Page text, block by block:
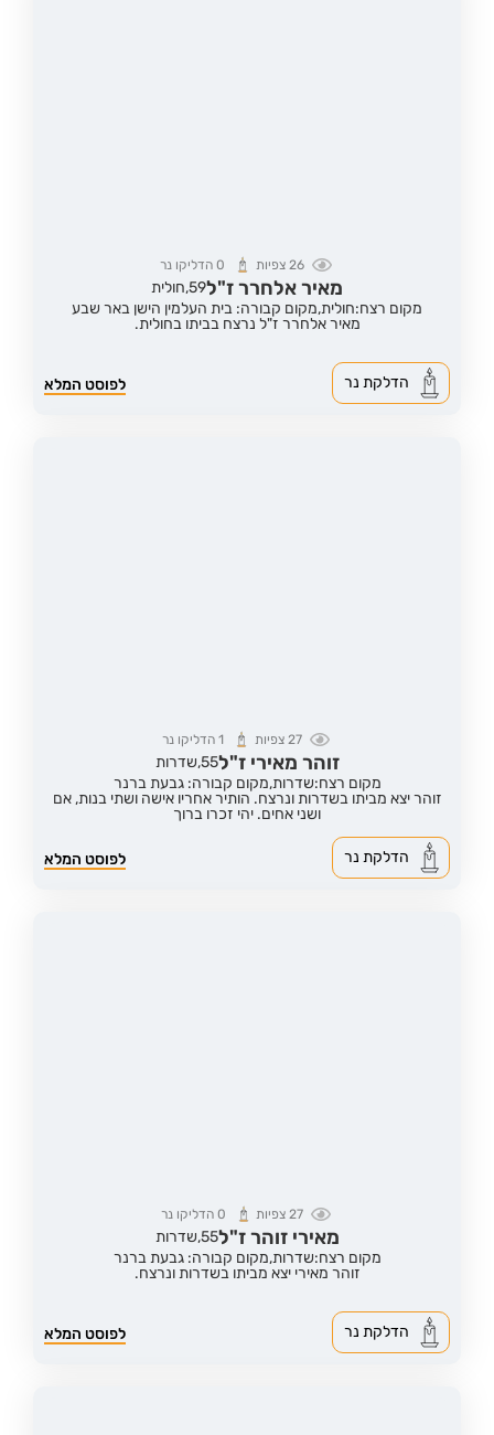
26 צפיות 0הדליקו נר
מאיר אלחרר ז"ל59, חולית
מקום רצח:חולית,מקום קבורה: בית העלמין הישן באר שבע
מאיר אלחרר ז"ל נרצח בביתו בחולית.
לפוסט המלא הדלקת נר
27 צפיות 1הדליקו נר
זוהר מאירי ז"ל55, שדרות
מקום רצח:שדרות,מקום קבורה: גבעת ברנר
זוהר יצא מביתו בשדרות ונרצח. הותיר אחריו אישה ושתי בנות, אם
ושני אחים. יהי זכרו ברוך
לפוסט המלא הדלקת נר
27 צפיות 0 הדליקו נר
מאירי זוהר ז"ל55, שדרות
מקום רצח:שדרות,מקום קבורה: גבעת ברנר
זוהר מאירי יצא מביתו בשדרות ונרצח.
לפוסט המלא הדלקת נר